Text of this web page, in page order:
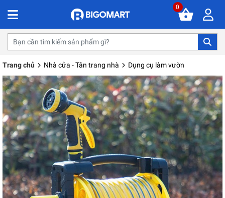
0
Trang chủ Nhà cửa - Tân trang nhà Dụng cụ làm vườn